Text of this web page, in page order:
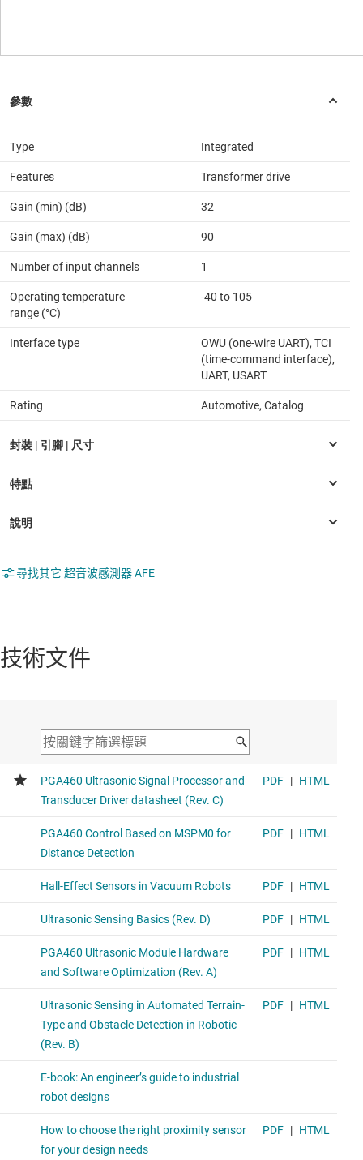
Type Integrated
Features Transformer drive
Gain (min) (dB) 32
Gain (max) (dB) 90
Number of input channels 1
Operating temperature
range (°C)
-40 to 105
Interface type
OWU (one-wire UART), TCI
(time-command interface),
UART, USART
Rating Automotive, Catalog
尋找其它 超音波感測器 AFE
技術文件